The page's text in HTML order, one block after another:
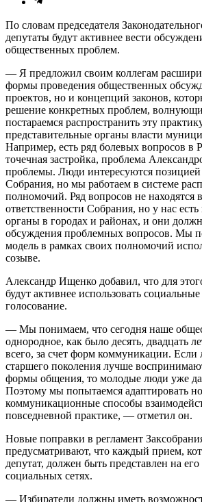
По словам председателя
депутаты будут активнее вести
общественных проблем.
— Я предложил своим коллегам
формы проведения общественных
проектов, но и концепций законов,
решение конкретных проблем,
постараемся распространить эту
представительные органы власти
Например, есть ряд болевых вопросов в
точечная застройка, проблема
проблемы. Люди интересуются позицией
Собрания, но мы работаем в системе
полномочий. Ряд вопросов не находятся
ответственности Собрания, но у нас
органы в городах и районах, и они
обсуждения проблемных вопросов. Мы
модель в рамках своих полномочий
созыве.
Александр Ищенко добавил, что для
будут активнее использовать
голосование.
— Мы понимаем, что сегодня наше
однородное, как было десять, двадцать
всего, за счет форм коммуникации. Если
старшего поколения лучше
формы общения, то молодые люди уже
Поэтому мы попытаемся адаптировать
коммуникационные способы
повседневной практике, — отметил он.
Новые поправки в регламент
предусматривают, что каждый прием,
депутат, должен быть представлен на
социальных сетях.
— Избиратели должны иметь